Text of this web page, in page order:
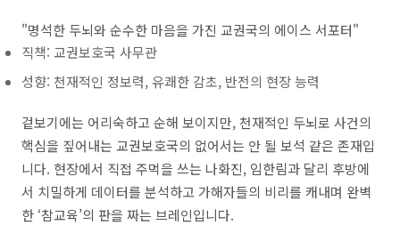
"명석한 두뇌와 순수한 마음을 가진 교권국의 에이스 서포터"
직책: 교권보호국 사무관
성향: 천재적인 정보력, 유쾌한 감초, 반전의 현장 능력
겉보기에는 어리숙하고 순해 보이지만, 천재적인 두뇌로 사건의
핵심을 짚어내는 교권보호국의 없어서는 안 될 보석 같은 존재입
니다. 현장에서 직접 주먹을 쓰는 나화진, 임한림과 달리 후방에
서 치밀하게 데이터를 분석하고 가해자들의 비리를 캐내며 완벽
한 ‘참교육’의 판을 짜는 브레인입니다.